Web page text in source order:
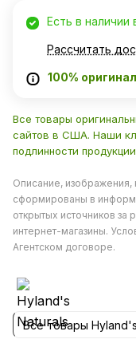
Есть в
Рассчитать
100%
Все товары
сайтов в США. Наши
подлинности
Описание, изображения,
сформированы в
открытых источников
интернет-магазины.
Агентском договоре.
Все товары